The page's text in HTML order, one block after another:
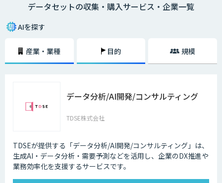
データセットの収集・購入サービス・企業一覧
AIを探す
産業・業種 目的 規模
データ分析/AI開発/コンサルティング
TDSE株式会社
TDSEが提供する「データ分析/AI開発/コンサルティング」は、
生成AI・データ分析・需要予測などを活用し、企業のDX推進や
業務効率化を支援するサービスです。